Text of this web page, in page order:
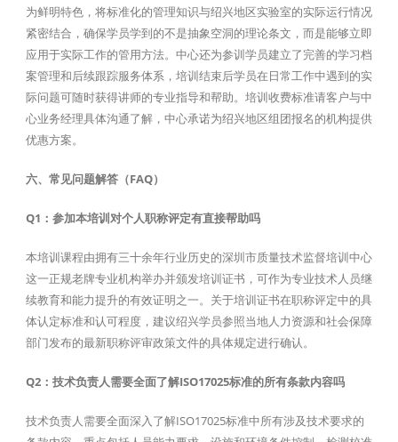
为鲜明特色，将标准化的管理知识与绍兴地区实验室的实际运行情况
紧密结合，确保学员学到的不是抽象空洞的理论条文，而是能够立即
应用于实际工作的管用方法。中心还为参训学员建立了完善的学习档
案管理和后续跟踪服务体系，培训结束后学员在日常工作中遇到的实
际问题可随时获得讲师的专业指导和帮助。培训收费标准请客户与中
心业务经理具体沟通了解，中心承诺为绍兴地区组团报名的机构提供
优惠方案。
六、常见问题解答（FAQ）
Q1：参加本培训对个人职称评定有直接帮助吗
本培训课程由拥有三十余年行业历史的深圳市质量技术监督培训中心
这一正规老牌专业机构举办并颁发培训证书，可作为专业技术人员继
续教育和能力提升的有效证明之一。关于培训证书在职称评定中的具
体认定标准和认可程度，建议绍兴学员参照当地人力资源和社会保障
部门发布的最新职称评审政策文件的具体规定进行确认。
Q2：技术负责人需要全面了解ISO17025标准的所有条款内容吗
技术负责人需要全面深入了解ISO17025标准中所有涉及技术要求的